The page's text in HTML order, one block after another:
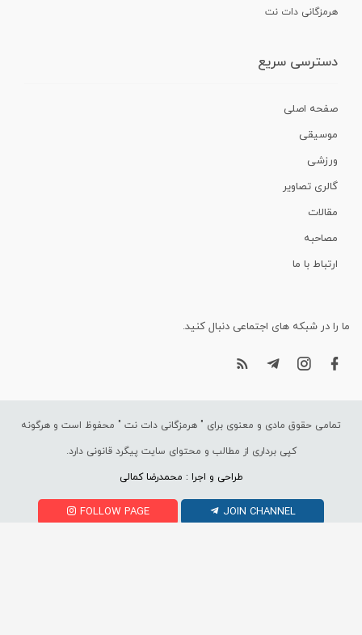
هرمزگانی دات نت
دسترسی سریع
صفحه اصلی
موسیقی
ورزشی
گالری تصاویر
مقالات
مصاحبه
ارتباط با ما
ما را در شبکه های اجتماعی دنبال کنید.
تمامی حقوق مادی و معنوی برای " هرمزگانی دات نت " محفوظ است و هرگونه
کپی برداری از مطالب و محتوای سایت پیگرد قانونی دارد.
طراحی و اجرا : محمدرضا کمالی
FOLLOW PAGE JOIN CHANNEL